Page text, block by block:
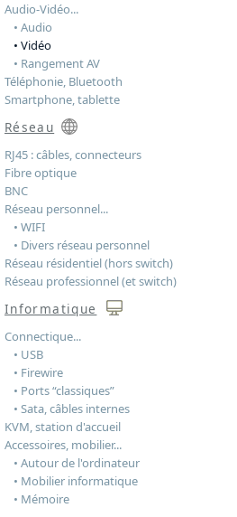
Audio-Vidéo...
• Audio
• Vidéo
• Rangement AV
Téléphonie, Bluetooth
Smartphone, tablette
Réseau
RJ45 : câbles, connecteurs
Fibre optique
BNC
Réseau personnel...
• WIFI
• Divers réseau personnel
Réseau résidentiel (hors switch)
Réseau professionnel (et switch)
Informatique
Connectique...
• USB
• Firewire
• Ports “classiques”
• Sata, câbles internes
KVM, station d'accueil
Accessoires, mobilier...
• Autour de l'ordinateur
• Mobilier informatique
• Mémoire